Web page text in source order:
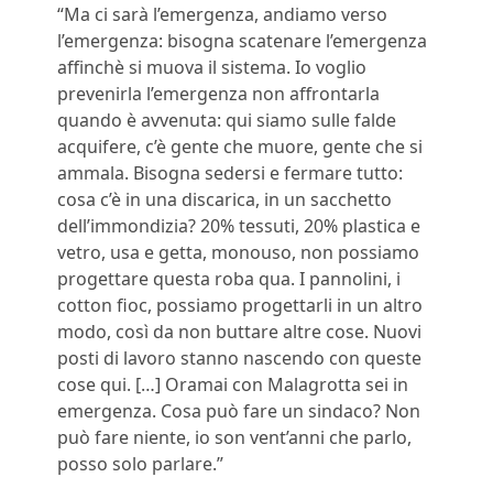
“Ma ci sarà l’emergenza, andiamo verso
l’emergenza: bisogna scatenare l’emergenza
affinchè si muova il sistema. Io voglio
prevenirla l’emergenza non affrontarla
quando è avvenuta: qui siamo sulle falde
acquifere, c’è gente che muore, gente che si
ammala. Bisogna sedersi e fermare tutto:
cosa c’è in una discarica, in un sacchetto
dell’immondizia? 20% tessuti, 20% plastica e
vetro, usa e getta, monouso, non possiamo
progettare questa roba qua. I pannolini, i
cotton fioc, possiamo progettarli in un altro
modo, così da non buttare altre cose. Nuovi
posti di lavoro stanno nascendo con queste
cose qui. […] Oramai con Malagrotta sei in
emergenza. Cosa può fare un sindaco? Non
può fare niente, io son vent’anni che parlo,
posso solo parlare.”